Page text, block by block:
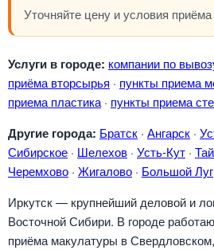
Уточняйте цену и условия
Услуги в городе: компании по
приёма вторсырья · пункты приема
приема пластика · пункты приема
Другие города: Братск · Ангарск ·
Сибирское · Шелехов · Усть-Кут ·
Черемхово · Жигалово · Большой Луг
Иркутск — крупнейший деловой и
Восточной Сибири. В городе
приёма макулатуры в